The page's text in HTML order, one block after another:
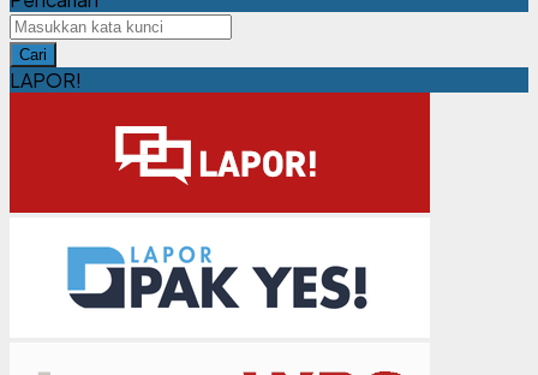
Cari
LAPOR!